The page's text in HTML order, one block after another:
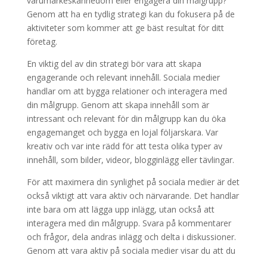
Genom att ha en tydlig strategi kan du fokusera på de
aktiviteter som kommer att ge bäst resultat för ditt
företag.
En viktig del av din strategi bör vara att skapa
engagerande och relevant innehåll. Sociala medier
handlar om att bygga relationer och interagera med
din målgrupp. Genom att skapa innehåll som är
intressant och relevant för din målgrupp kan du öka
engagemanget och bygga en lojal följarskara. Var
kreativ och var inte rädd för att testa olika typer av
innehåll, som bilder, videor, blogginlägg eller tävlingar.
För att maximera din synlighet på sociala medier är det
också viktigt att vara aktiv och närvarande. Det handlar
inte bara om att lägga upp inlägg, utan också att
interagera med din målgrupp. Svara på kommentarer
och frågor, dela andras inlägg och delta i diskussioner.
Genom att vara aktiv på sociala medier visar du att du